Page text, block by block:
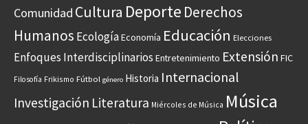
Comunidad Cultura Deporte Derechos
Humanos EcologíaEconomía Educación Elecciones
Enfoques Interdisciplinarios Entretenimiento Extensión FIC
Filosofía Frikismo Fútbol género Historia Internacional
Investigación Literatura Miércoles de Música Música